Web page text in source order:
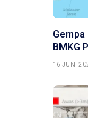
Gempa
BMKG
16 JUNI